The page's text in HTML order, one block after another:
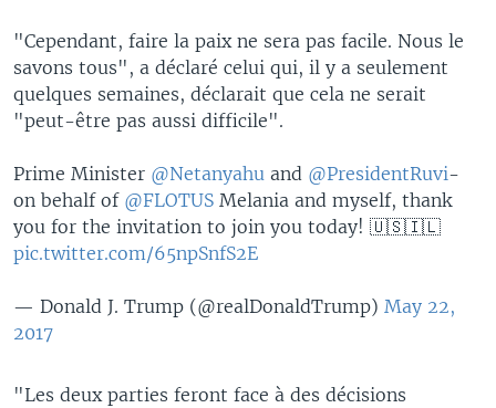
"Cependant, faire la paix ne sera pas facile. Nous le
savons tous", a déclaré celui qui, il y a seulement
quelques semaines, déclarait que cela ne serait
"peut-être pas aussi difficile".
Prime Minister @Netanyahu and @PresidentRuvi-
on behalf of @FLOTUS Melania and myself, thank
you for the invitation to join you today! 🇺🇸🇮🇱
pic.twitter.com/65npSnfS2E
— Donald J. Trump (@realDonaldTrump) May 22,
2017
"Les deux parties feront face à des décisions